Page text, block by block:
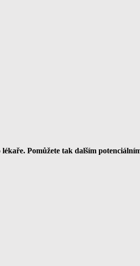
Pomůžete tak dalším